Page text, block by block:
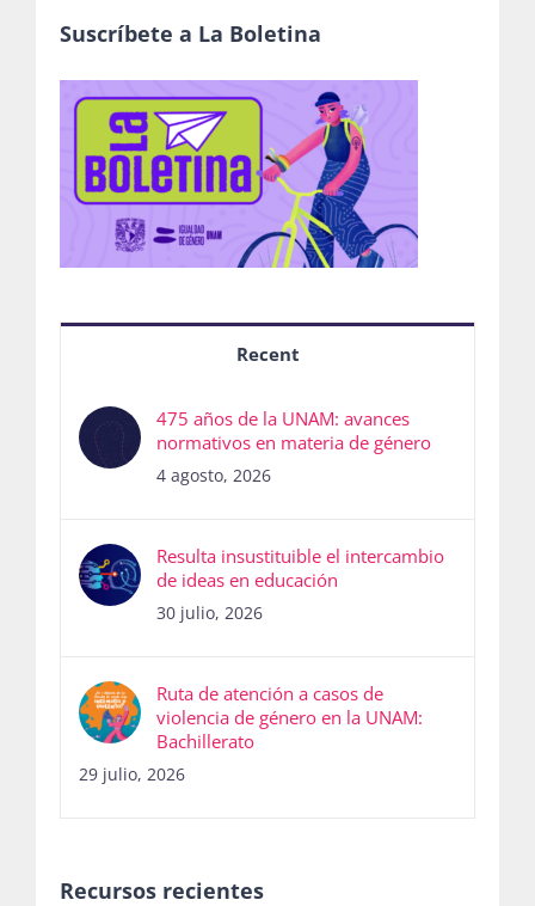
Suscríbete a La Boletina
Recent
475 años de la UNAM: avances
normativos en materia de género
4 agosto, 2026
Resulta insustituible el intercambio
de ideas en educación
30 julio, 2026
Ruta de atención a casos de
violencia de género en la UNAM:
Bachillerato
29 julio, 2026
Recursos recientes